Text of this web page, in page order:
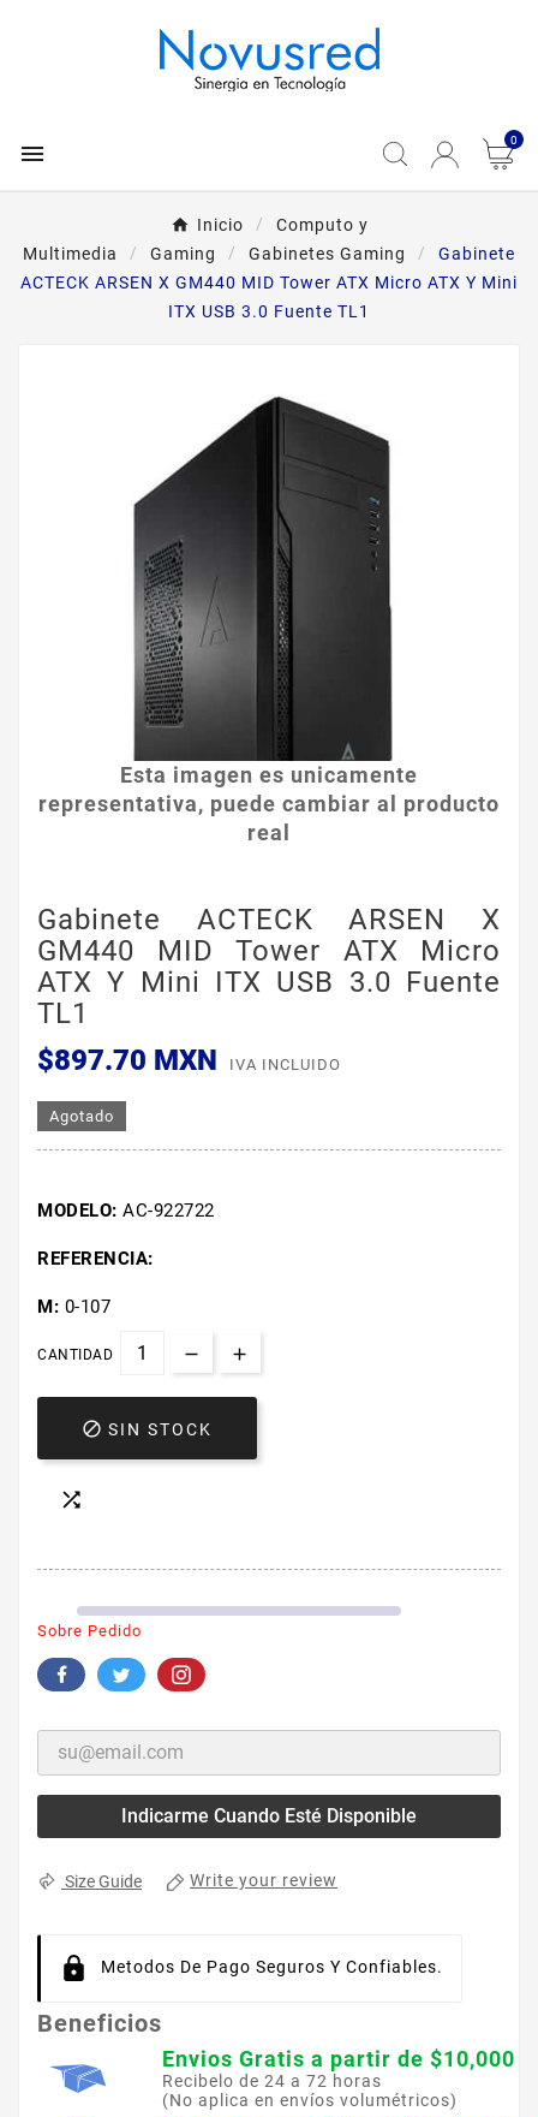
 0
Inicio
Computo y
Multimedia
Gaming Gabinetes Gaming
Gabinete
ACTECK ARSEN X GM440 MID Tower ATX Micro ATX Y Mini
ITX USB 3.0 Fuente TL1
Esta imagen es unicamente
representativa, puede cambiar al producto
real
Gabinete ACTECK ARSEN X
GM440 MID Tower ATX Micro
ATX Y Mini ITX USB 3.0 Fuente
TL1
$897.70 MXN
IVA INCLUIDO
Agotado
MODELO: AC-922722
REFERENCIA:
M: 0-107
CANTIDAD
 SIN STOCK

Sobre Pedido
Indicarme Cuando Esté Disponible
Size Guide Write your review
Metodos De Pago Seguros Y Confiables.
Beneficios
Envios Gratis a partir de $10,000
Recibelo de 24 a 72 horas
(No aplica en envíos volumétricos)